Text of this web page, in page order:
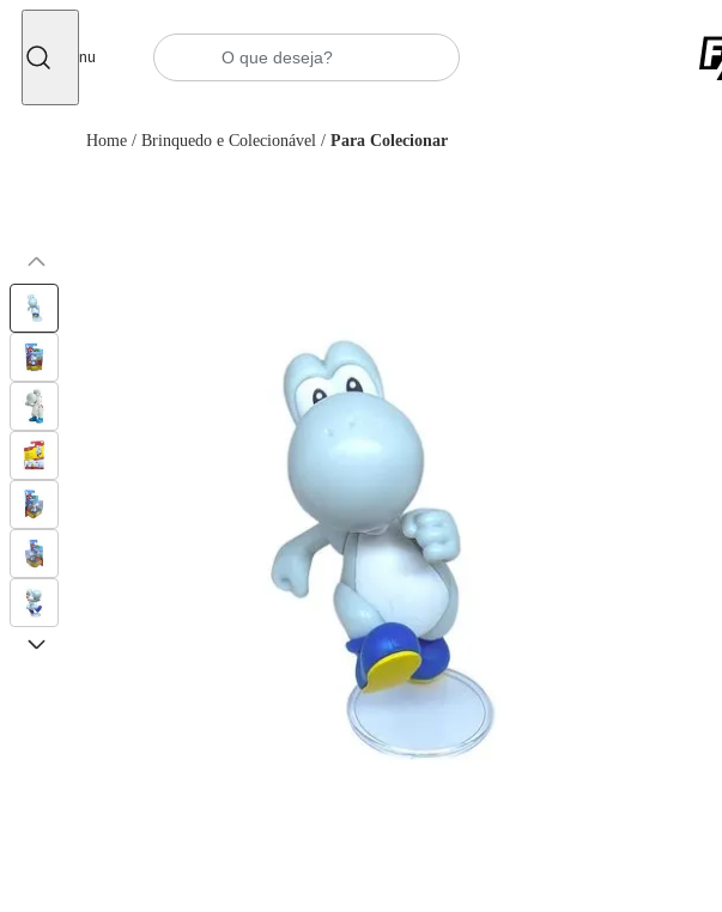
Menu
Home / Brinquedo e Colecionável / Para Colecionar